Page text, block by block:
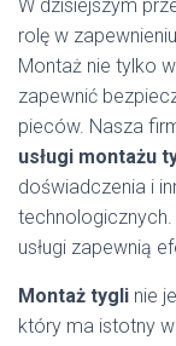
W dzisiejszym
rolę w
Montaż nie tylko
zapewnić
pieców. Nasza
usługi montażu
doświadczenia i
technologicznych.
usługi zapewnią
Montaż tygli nie
który ma istotny